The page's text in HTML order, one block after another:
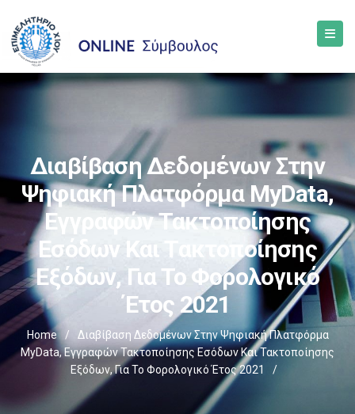
Διαβίβαση Δεδομένων Στην
Ψηφιακή Πλατφόρμα MyData,
Εγγραφών Τακτοποίησης
Εσόδων Και Τακτοποίησης
Εξόδων, Για Το Φορολογικό
Έτος 2021
Home /
Διαβίβαση Δεδομένων Στην Ψηφιακή Πλατφόρμα
MyData, Εγγραφών Τακτοποίησης Εσόδων Και Τακτοποίησης
Εξόδων, Για Το Φορολογικό Έτος 2021
/